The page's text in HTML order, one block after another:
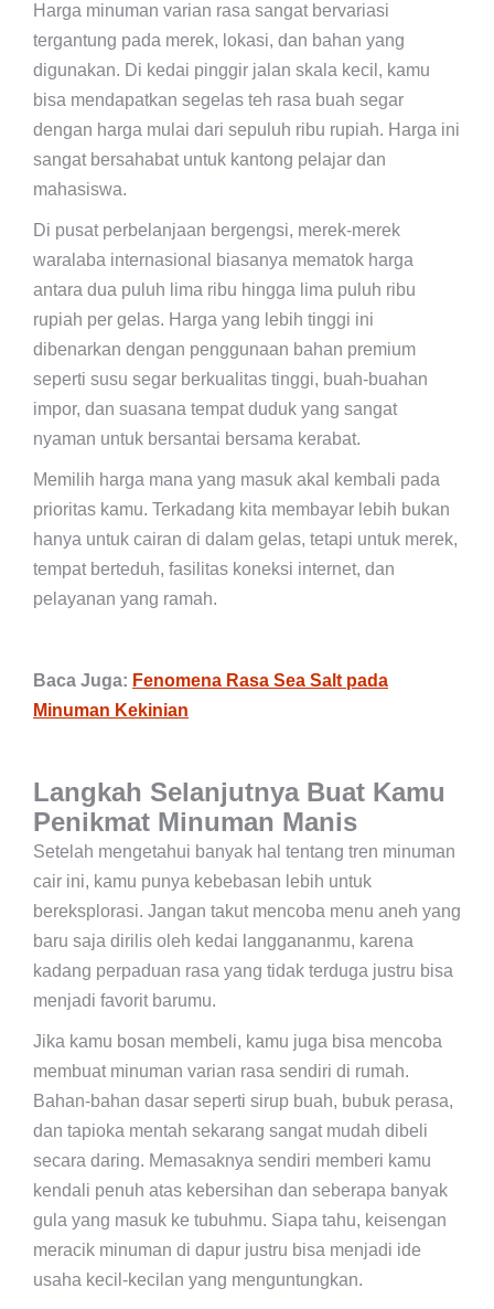
Harga minuman varian rasa sangat bervariasi
tergantung pada merek, lokasi, dan bahan yang
digunakan. Di kedai pinggir jalan skala kecil, kamu
bisa mendapatkan segelas teh rasa buah segar
dengan harga mulai dari sepuluh ribu rupiah. Harga ini
sangat bersahabat untuk kantong pelajar dan
mahasiswa.
Di pusat perbelanjaan bergengsi, merek-merek
waralaba internasional biasanya mematok harga
antara dua puluh lima ribu hingga lima puluh ribu
rupiah per gelas. Harga yang lebih tinggi ini
dibenarkan dengan penggunaan bahan premium
seperti susu segar berkualitas tinggi, buah-buahan
impor, dan suasana tempat duduk yang sangat
nyaman untuk bersantai bersama kerabat.
Memilih harga mana yang masuk akal kembali pada
prioritas kamu. Terkadang kita membayar lebih bukan
hanya untuk cairan di dalam gelas, tetapi untuk merek,
tempat berteduh, fasilitas koneksi internet, dan
pelayanan yang ramah.
Baca Juga: Fenomena Rasa Sea Salt pada
Minuman Kekinian
Langkah Selanjutnya Buat Kamu
Penikmat Minuman Manis
Setelah mengetahui banyak hal tentang tren minuman
cair ini, kamu punya kebebasan lebih untuk
bereksplorasi. Jangan takut mencoba menu aneh yang
baru saja dirilis oleh kedai langgananmu, karena
kadang perpaduan rasa yang tidak terduga justru bisa
menjadi favorit barumu.
Jika kamu bosan membeli, kamu juga bisa mencoba
membuat minuman varian rasa sendiri di rumah.
Bahan-bahan dasar seperti sirup buah, bubuk perasa,
dan tapioka mentah sekarang sangat mudah dibeli
secara daring. Memasaknya sendiri memberi kamu
kendali penuh atas kebersihan dan seberapa banyak
gula yang masuk ke tubuhmu. Siapa tahu, keisengan
meracik minuman di dapur justru bisa menjadi ide
usaha kecil-kecilan yang menguntungkan.